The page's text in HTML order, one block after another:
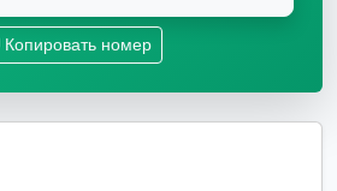
Копировать номер